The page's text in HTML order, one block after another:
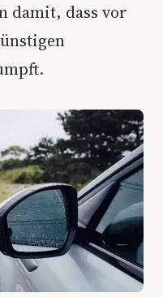
damit, dass vor